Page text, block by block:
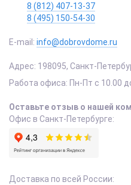
8 (812) 407-13-37
8 (495) 150-54-30
E-mail: info@dobrovdome.ru
Адрес: 198095, Санкт-
Работа офиса: Пн-Пт с 10.00
Оставьте отзыв о нашей
Офис в Санкт-Петербурге:
Доставка по всей России: